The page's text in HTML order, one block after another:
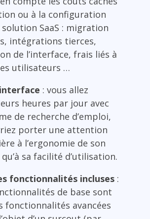
ou à la configuration
solution SaaS : migration
intégrations tierces,
de l’interface, frais liés à
utilisateurs …
: vous allez
heures par jour avec
de recherche d’emploi,
porter une attention
à l’ergonomie de son
sa facilité d’utilisation.
fonctionnalités incluses :
de base sont
fonctionnalités avancées